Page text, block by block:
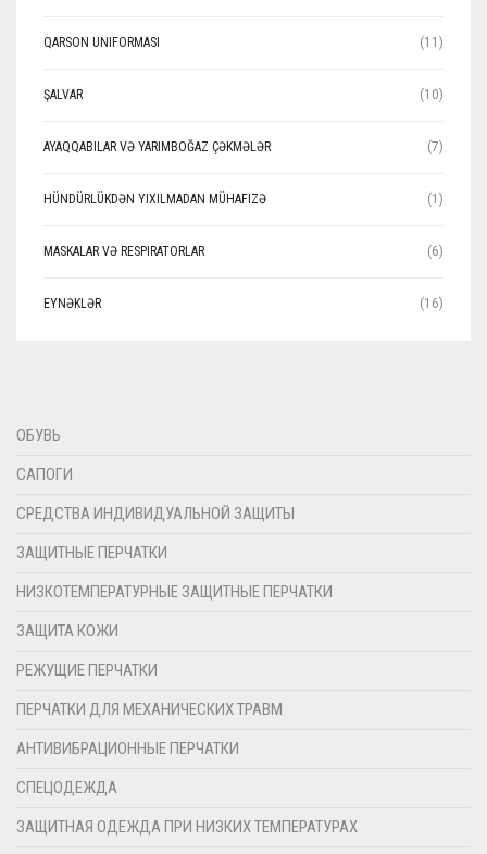
QARSON UNIFORMASI (11)
ŞALVAR (10)
AYAQQABILAR VƏ YARIMBOĞAZ ÇƏKMƏLƏR (7)
HÜNDÜRLÜKDƏN YIXILMADAN MÜHAFIZƏ (1)
MASKALAR VƏ RESPIRATORLAR (6)
EYNƏKLƏR (16)
ОБУВЬ
САПОГИ
СРЕДСТВА ИНДИВИДУАЛЬНОЙ ЗАЩИТЫ
ЗАЩИТНЫЕ ПЕРЧАТКИ
НИЗКОТЕМПЕРАТУРНЫЕ ЗАЩИТНЫЕ ПЕРЧАТКИ
ЗАЩИТА КОЖИ
РЕЖУЩИЕ ПЕРЧАТКИ
ПЕРЧАТКИ ДЛЯ МЕХАНИЧЕСКИХ ТРАВМ
АНТИВИБРАЦИОННЫЕ ПЕРЧАТКИ
СПЕЦОДЕЖДА
ЗАЩИТНАЯ ОДЕЖДА ПРИ НИЗКИХ ТЕМПЕРАТУРАХ